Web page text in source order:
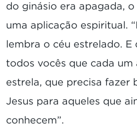
do ginásio era apagada,
uma aplicação espiritual.
lembra o céu estrelado. E
todos vocês que cada um
estrela, que precisa fazer
Jesus para aqueles que
conhecem”.